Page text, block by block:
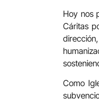
Hoy nos
Cáritas
Como